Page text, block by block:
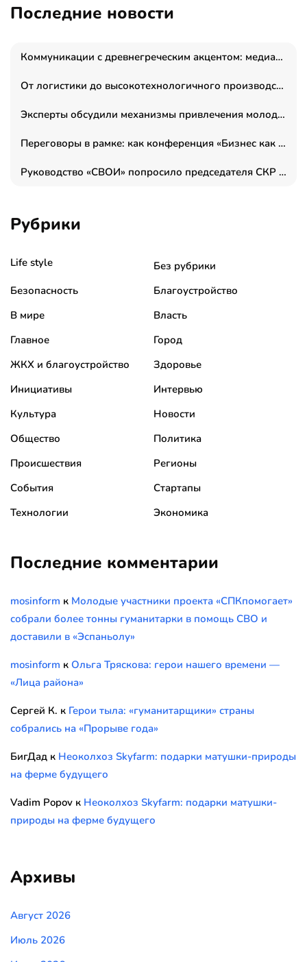
Последние новости
Коммуникации с древнегреческим акцентом: медиаменеджер и журналист Владимир Дергачев запустил коммуникационное агентство «Сократ 2.0»
От логистики до высокотехнологичного производства: как основатель “гагаринга” выстраивает экосистему безопасности и гражданских БПЛА
Эксперты обсудили механизмы привлечения молодых специалистов в промышленные города
Переговоры в рамке: как конференция «Бизнес как искусство» переформатирует деловой этикет в стенах ТПП РФ
Руководство «СВОИ» попросило председателя СКР дать правовую оценку обысков в тыловом штабе
Рубрики
Life style
Без рубрики
Безопасность
Благоустройство
В мире
Власть
Главное
Город
ЖКХ и благоустройство
Здоровье
Инициативы
Интервью
Культура
Новости
Общество
Политика
Происшествия
Регионы
События
Стартапы
Технологии
Экономика
Последние комментарии
mosinform к Молодые участники проекта «СПКпомогает»
собрали более тонны гуманитарки в помощь СВО и
доставили в «Эспаньолу»
mosinform к Ольга Тряскова: герои нашего времени —
«Лица района»
Сергей К. к Герои тыла: «гуманитарщики» страны
собрались на «Прорыве года»
БигДад к Неоколхоз Skyfarm: подарки матушки-природы
на ферме будущего
Vadim Popov к Неоколхоз Skyfarm: подарки матушки-
природы на ферме будущего
Архивы
Август 2026
Июль 2026